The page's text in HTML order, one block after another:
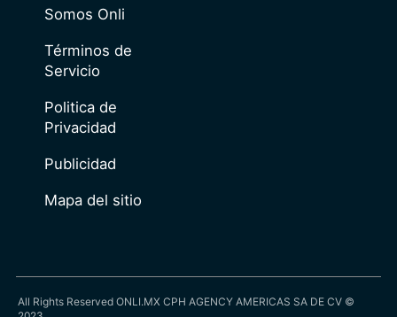
Somos Onli
Términos de
Servicio
Politica de
Privacidad
Publicidad
Mapa del sitio
All Rights Reserved ONLI.MX CPH AGENCY AMERICAS SA DE CV ©